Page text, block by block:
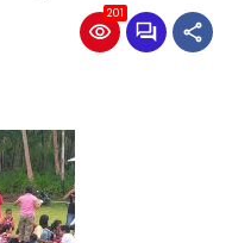
201